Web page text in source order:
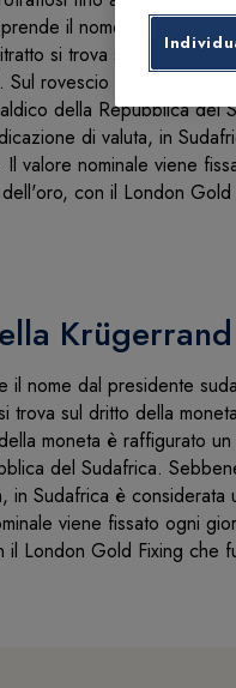
il nome dal
si trova sul dritto della
rovescio della moneta è
della Repubblica del
di valuta, in
valore nominale viene
con il London
il nome dal presidente
trova sul dritto della
moneta è raffigurato
del Sudafrica.
in Sudafrica è considerata
viene fissato ogni
London Gold Fixing che